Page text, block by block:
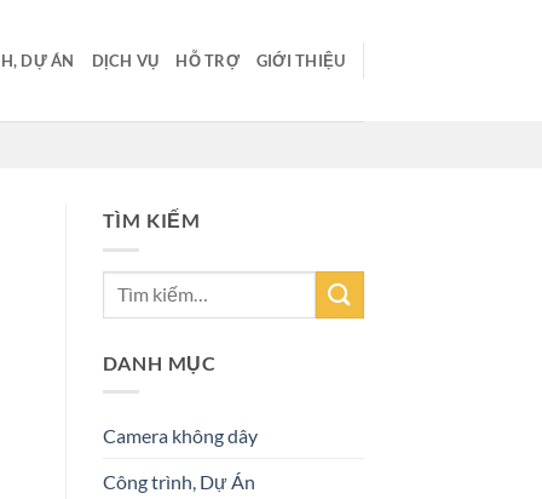
DỰ ÁN DỊCH VỤ HỖ TRỢ GIỚI THIỆU
TÌM KIẾM
DANH MỤC
Camera không dây
Công trình, Dự Án